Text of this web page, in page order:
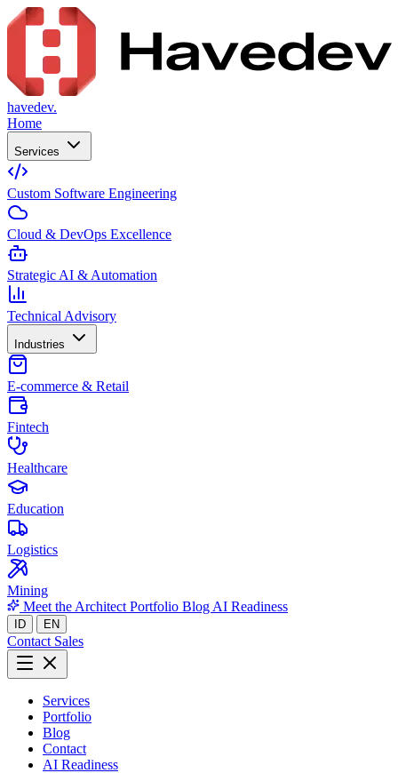
havedev.
Home
Services
Custom Software Engineering
Cloud & DevOps Excellence
Strategic AI & Automation
Technical Advisory
Industries
E-commerce & Retail
Fintech
Healthcare
Education
Logistics
Mining
Meet the Architect Portfolio Blog AI Readiness
ID EN
Contact Sales
Services
Portfolio
Blog
Contact
AI Readiness